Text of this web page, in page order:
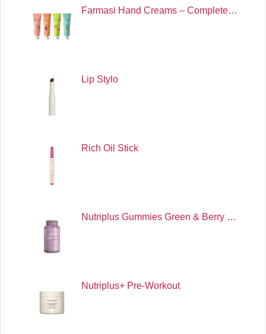
Farmasi Hand Creams – Complete…
Lip Stylo
Rich Oil Stick
Nutriplus Gummies Green & Berry …
Nutriplus+ Pre-Workout